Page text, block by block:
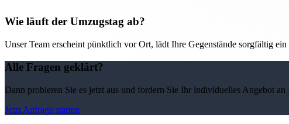
Wie läuft der Umzugstag ab?
Unser Team erscheint pünktlich vor Ort, lädt Ihre Gegenstände sorgfältig
Alle Fragen geklärt?
Dann probieren Sie es jetzt aus und fordern Sie Ihr individuelles Angebot
Jetzt Anfrage starten